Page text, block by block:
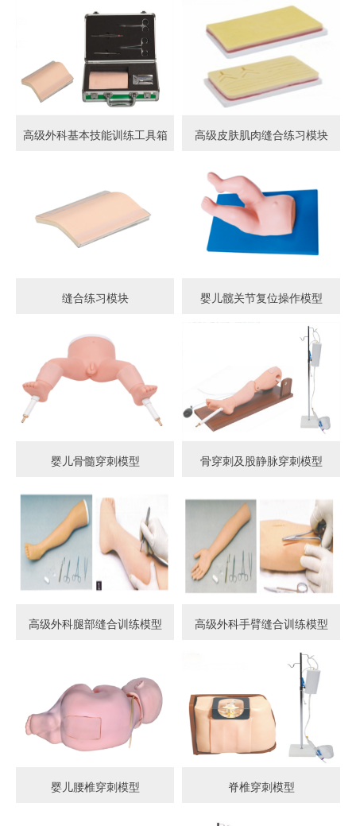
高级外科基本技能训练工具箱 高级皮肤肌肉缝合练习模块
缝合练习模块 婴儿髋关节复位操作模型
婴儿骨髓穿刺模型 骨穿刺及股静脉穿刺模型
高级外科腿部缝合训练模型 高级外科手臂缝合训练模型
婴儿腰椎穿刺模型 脊椎穿刺模型